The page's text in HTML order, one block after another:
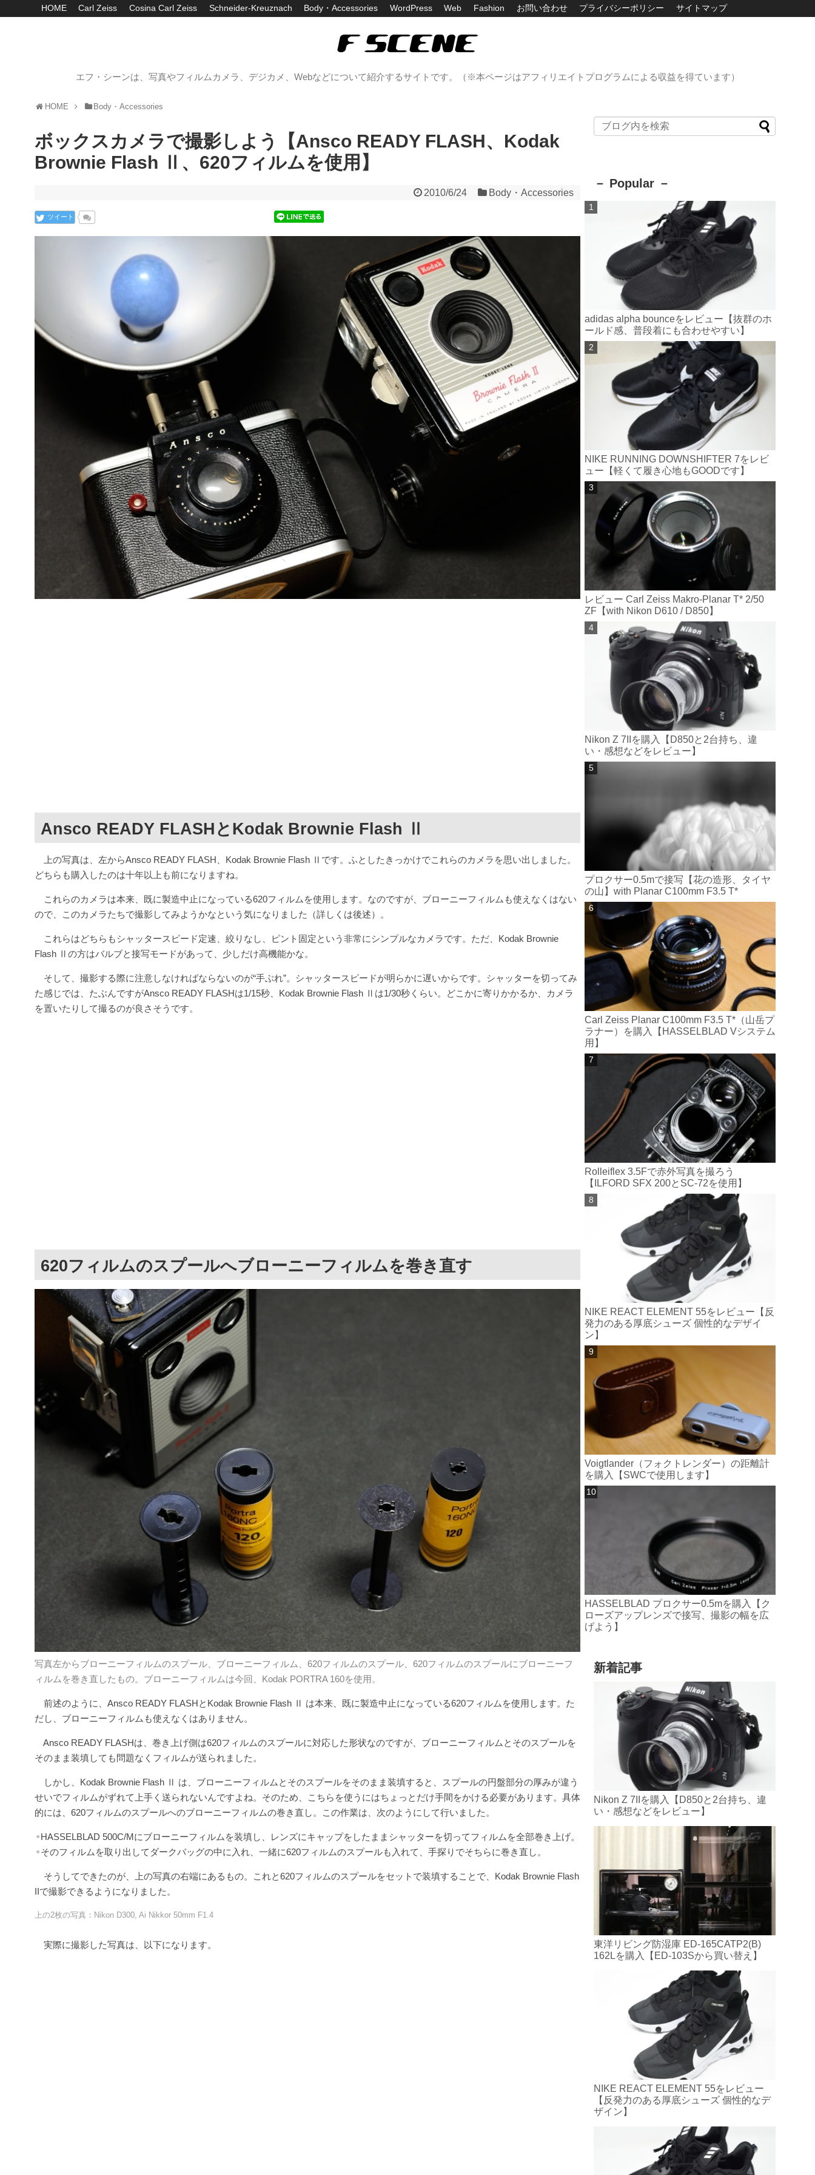
エフ・シーンは、写真やフィルムカメラ、デジカメ、Webなどについて紹介するサイトです。（※本ページはアフィリエイトプログラムによる収益を得ています）
HOME Carl Zeiss Cosina Carl Zeiss Schneider-Kreuznach Body・Accessories WordPress Web Fashion お問い合わせ プライバシーポリシー サイトマップ
HOME Body・Accessories
ボックスカメラで撮影しよう【Ansco READY FLASH、Kodak
Brownie Flash Ⅱ、620フィルムを使用】
2010/6/24 Body・Accessories
ツイート
Ansco READY FLASHとKodak Brownie Flash Ⅱ
上の写真は、左からAnsco READY FLASH、Kodak Brownie Flash Ⅱです。ふとしたきっかけでこれらのカメラを思い出しました。
どちらも購入したのは十年以上も前になりますね。
これらのカメラは本来、既に製造中止になっている620フィルムを使用します。なのですが、ブローニーフィルムも使えなくはない
ので、このカメラたちで撮影してみようかなという気になりました（詳しくは後述）。
これらはどちらもシャッタースピード定速、絞りなし、ピント固定という非常にシンプルなカメラです。ただ、Kodak Brownie
Flash Ⅱの方はバルブと接写モードがあって、少しだけ高機能かな。
そして、撮影する際に注意しなければならないのが“手ぶれ”。シャッタースピードが明らかに遅いからです。シャッターを切ってみ
た感じでは、たぶんですがAnsco READY FLASHは1/15秒、Kodak Brownie Flash Ⅱは1/30秒くらい。どこかに寄りかかるか、カメラ
を置いたりして撮るのが良さそうです。
620フィルムのスプールへブローニーフィルムを巻き直す
写真左からブローニーフィルムのスプール、ブローニーフィルム、620フィルムのスプール、620フィルムのスプールにブローニーフ
ィルムを巻き直したもの。ブローニーフィルムは今回、Kodak PORTRA 160を使用。
前述のように、Ansco READY FLASHとKodak Brownie Flash Ⅱ は本来、既に製造中止になっている620フィルムを使用します。た
だし、ブローニーフィルムも使えなくはありません。
Ansco READY FLASHは、巻き上げ側は620フィルムのスプールに対応した形状なのですが、ブローニーフィルムとそのスプールを
そのまま装填しても問題なくフィルムが送られました。
しかし、Kodak Brownie Flash Ⅱ は、ブローニーフィルムとそのスプールをそのまま装填すると、スプールの円盤部分の厚みが違う
せいでフィルムがずれて上手く送られないんですよね。そのため、こちらを使うにはちょっとだけ手間をかける必要があります。具体
的には、620フィルムのスプールへのブローニーフィルムの巻き直し。この作業は、次のようにして行いました。
● HASSELBLAD 500C/Mにブローニーフィルムを装填し、レンズにキャップをしたままシャッターを切ってフィルムを全部巻き上げ。
● そのフィルムを取り出してダークバッグの中に入れ、一緒に620フィルムのスプールも入れて、手探りでそちらに巻き直し。
そうしてできたのが、上の写真の右端にあるもの。これと620フィルムのスプールをセットで装填することで、Kodak Brownie Flash
IIで撮影できるようになりました。
上の2枚の写真：Nikon D300, Ai Nikkor 50mm F1.4
実際に撮影した写真は、以下になります。
－ Popular －
adidas alpha bounceをレビュー【抜群のホ
ールド感、普段着にも合わせやすい】
NIKE RUNNING DOWNSHIFTER 7をレビ
ュー【軽くて履き心地もGOODです】
レビュー Carl Zeiss Makro-Planar T* 2/50
ZF【with Nikon D610 / D850】
Nikon Z 7IIを購入【D850と2台持ち、違
い・感想などをレビュー】
プロクサー0.5mで接写【花の造形、タイヤ
の山】with Planar C100mm F3.5 T*
Carl Zeiss Planar C100mm F3.5 T*（山岳プ
ラナー）を購入【HASSELBLAD Vシステム
用】
Rolleiflex 3.5Fで赤外写真を撮ろう
【ILFORD SFX 200とSC-72を使用】
NIKE REACT ELEMENT 55をレビュー【反
発力のある厚底シューズ 個性的なデザイ
ン】
Voigtlander（フォクトレンダー）の距離計
を購入【SWCで使用します】
HASSELBLAD プロクサー0.5mを購入【ク
ローズアップレンズで接写、撮影の幅を広
げよう】
新着記事
Nikon Z 7IIを購入【D850と2台持ち、違
い・感想などをレビュー】
東洋リビング防湿庫 ED-165CATP2(B)
162Lを購入【ED-103Sから買い替え】
NIKE REACT ELEMENT 55をレビュー
【反発力のある厚底シューズ 個性的なデ
ザイン】